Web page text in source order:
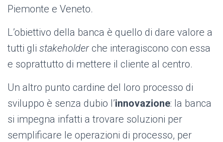
Piemonte e Veneto.
L’obiettivo della banca è quello di dare valore a
tutti gli stakeholder che interagiscono con essa
e soprattutto di mettere il cliente al centro.
Un altro punto cardine del loro processo di
sviluppo è senza dubio l’innovazione: la banca
si impegna infatti a trovare soluzioni per
semplificare le operazioni di processo, per